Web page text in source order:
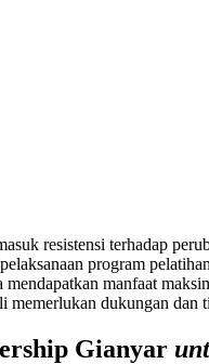
resistensi terhadap
program
manfaat
dukungan dan
Gianyar